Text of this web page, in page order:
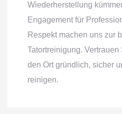
Wiederherstellung
Engagement für
Respekt machen uns zur
Tatortreinigung.
den Ort gründlich, sicher
reinigen.